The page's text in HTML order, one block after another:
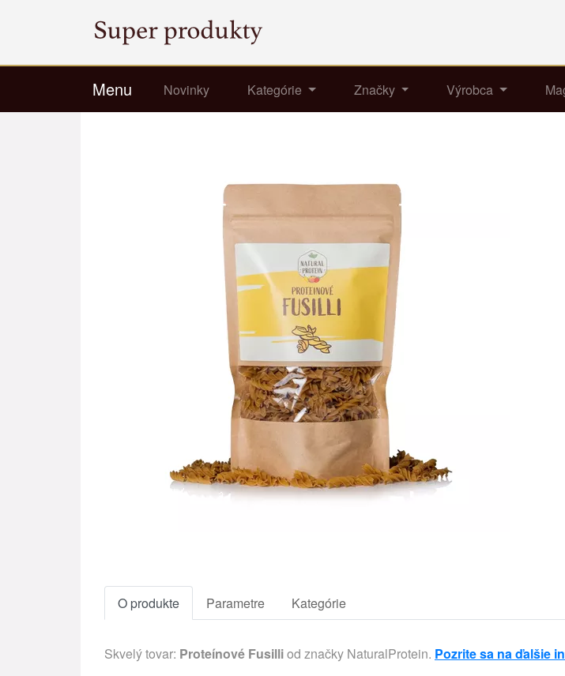
Menu Novinky Kategórie Značky Výrobca
O produkte Parametre Kategórie
Skvelý tovar: Proteínové Fusilliod značky NaturalProtein. Pozrite sa na ďalšie